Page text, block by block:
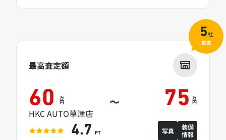
最高査定額
60 万
円 ～ 75 万
円
HKC AUTO草津店
4.7 PT 写真
装備
情報
5社
査定